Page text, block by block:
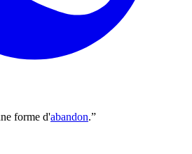
forme d'abandon.”